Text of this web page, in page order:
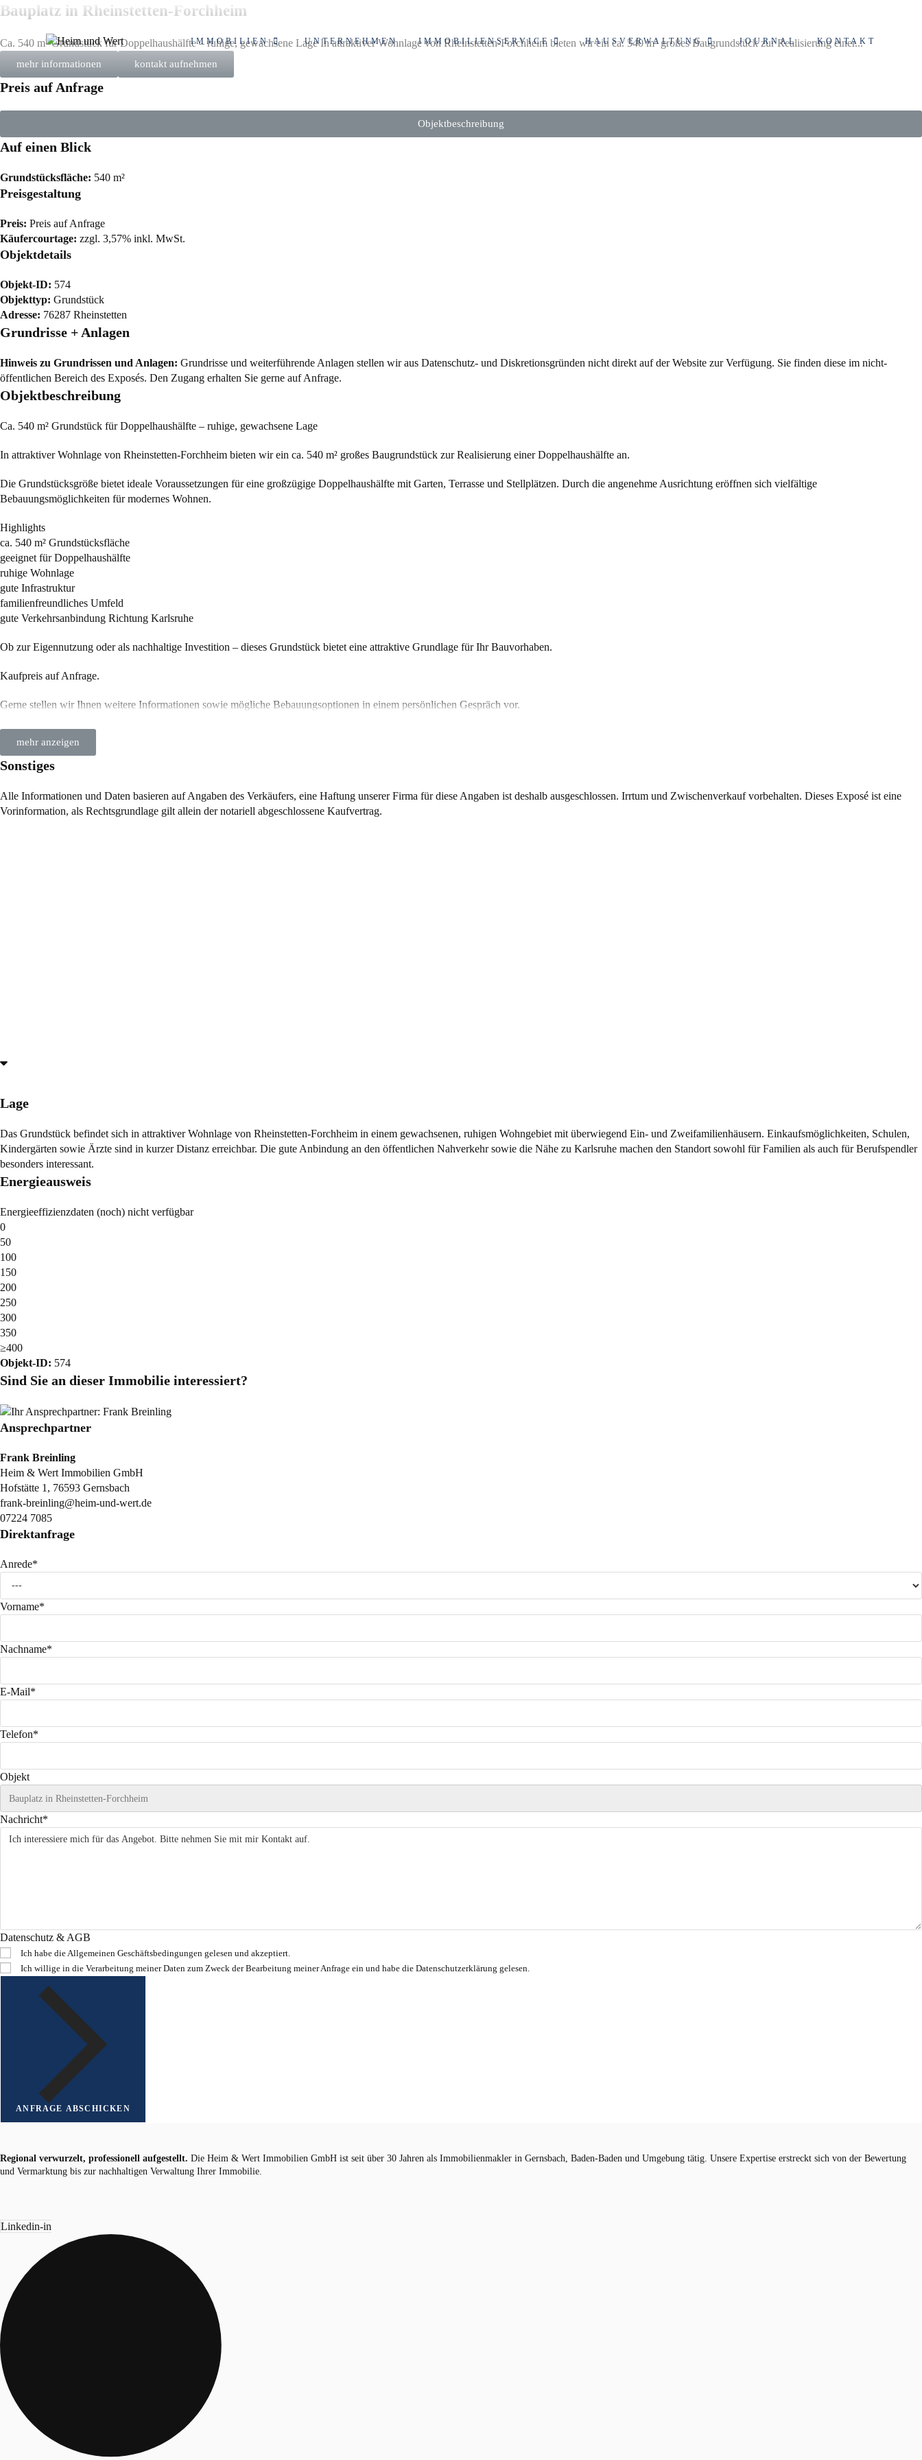
Zum
Inhalt
IMMOBILIEN UNTERNEHMEN IMMOBILIENSERVICE HAUSVERWALTUNG JOURNAL KONTAKT
Bauplatz in Rheinstetten-Forchheim
Ca. 540 m² Grundstück für Doppelhaushälfte – ruhige, gewachsene Lage In attraktiver Wohnlage von Rheinstetten-Forchheim bieten wir ein ca. 540 m² großes Baugrundstück zur Realisierung einer...
mehr informationen kontakt aufnehmen
Preis auf Anfrage
Objektbeschreibung
Auf einen Blick
Grundstücksfläche: 540 m²
Preisgestaltung
Preis: Preis auf Anfrage
Käufercourtage: zzgl. 3,57% inkl. MwSt.
Objektdetails
Objekt-ID: 574
Objekttyp: Grundstück
Adresse: 76287 Rheinstetten
Grundrisse + Anlagen
Hinweis zu Grundrissen und Anlagen: Grundrisse und weiterführende Anlagen stellen wir aus Datenschutz- und Diskretionsgründen nicht direkt auf der Website zur Verfügung. Sie finden diese im nicht-
öffentlichen Bereich des Exposés. Den Zugang erhalten Sie gerne auf Anfrage.
Objektbeschreibung
Ca. 540 m² Grundstück für Doppelhaushälfte – ruhige, gewachsene Lage
In attraktiver Wohnlage von Rheinstetten-Forchheim bieten wir ein ca. 540 m² großes Baugrundstück zur Realisierung einer Doppelhaushälfte an.
Die Grundstücksgröße bietet ideale Voraussetzungen für eine großzügige Doppelhaushälfte mit Garten, Terrasse und Stellplätzen. Durch die angenehme Ausrichtung eröffnen sich vielfältige
Bebauungsmöglichkeiten für modernes Wohnen.
Highlights
ca. 540 m² Grundstücksfläche
geeignet für Doppelhaushälfte
ruhige Wohnlage
gute Infrastruktur
familienfreundliches Umfeld
gute Verkehrsanbindung Richtung Karlsruhe
Ob zur Eigennutzung oder als nachhaltige Investition – dieses Grundstück bietet eine attraktive Grundlage für Ihr Bauvorhaben.
Kaufpreis auf Anfrage.
Gerne stellen wir Ihnen weitere Informationen sowie mögliche Bebauungsoptionen in einem persönlichen Gespräch vor.
mehr anzeigen
Sonstiges
Alle Informationen und Daten basieren auf Angaben des Verkäufers, eine Haftung unserer Firma für diese Angaben ist deshalb ausgeschlossen. Irrtum und Zwischenverkauf vorbehalten. Dieses Exposé ist eine
Vorinformation, als Rechtsgrundlage gilt allein der notariell abgeschlossene Kaufvertrag.
Lage
Das Grundstück befindet sich in attraktiver Wohnlage von Rheinstetten-Forchheim in einem gewachsenen, ruhigen Wohngebiet mit überwiegend Ein- und Zweifamilienhäusern. Einkaufsmöglichkeiten, Schulen,
Kindergärten sowie Ärzte sind in kurzer Distanz erreichbar. Die gute Anbindung an den öffentlichen Nahverkehr sowie die Nähe zu Karlsruhe machen den Standort sowohl für Familien als auch für Berufspendler
besonders interessant.
Energieausweis
Energieeffizienzdaten (noch) nicht verfügbar
0
50
100
150
200
250
300
350
≥400
Objekt-ID: 574
Sind Sie an dieser Immobilie interessiert?
Ansprechpartner
Frank Breinling
Heim & Wert Immobilien GmbH
Hofstätte 1, 76593 Gernsbach
frank-breinling@heim-und-wert.de
07224 7085
Direktanfrage
Anrede*
Vorname*
Nachname*
E-Mail*
Telefon*
Objekt
Nachricht*
Datenschutz & AGB
Ich habe dieAllgemeinen Geschäftsbedingungen gelesen und akzeptiert.
Ich willige in die Verarbeitung meiner Daten zum Zweck der Bearbeitung meiner Anfrage ein und habe die Datenschutzerklärung gelesen.
ANFRAGE ABSCHICKEN
Regional verwurzelt, professionell aufgestellt. Die Heim & Wert Immobilien GmbH ist seit über 30 Jahren als Immobilienmakler in Gernsbach, Baden-Baden und Umgebung tätig. Unsere Expertise erstreckt sich von der Bewertung
und Vermarktung bis zur nachhaltigen Verwaltung Ihrer Immobilie.
Linkedin-in